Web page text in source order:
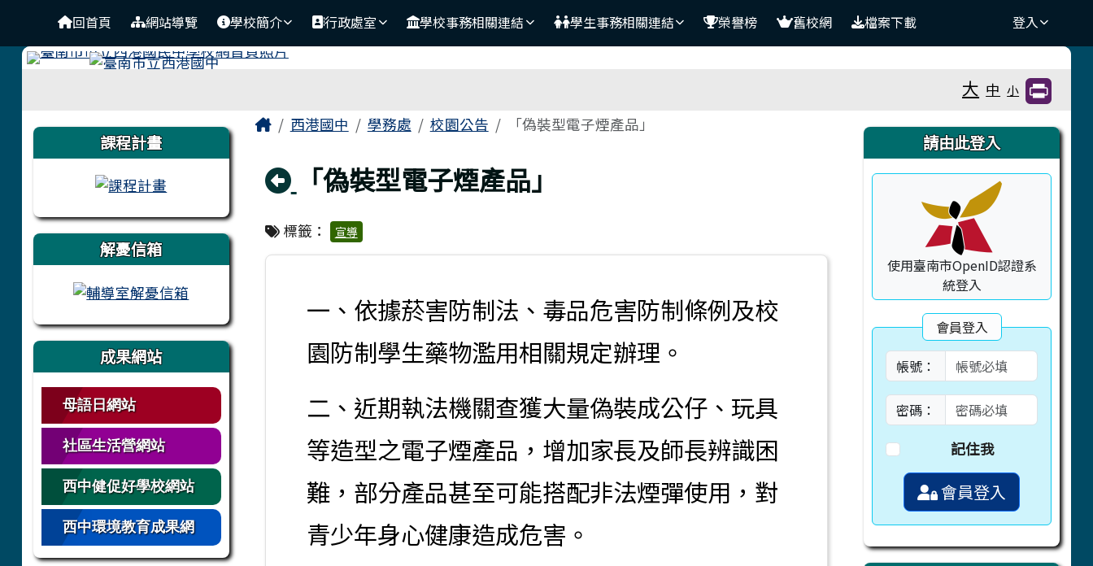
臺南市立西港國中
導覽列回首頁 網站導覽 學校簡介 行政處室 學校事務相關連結 學生事務相關連結 榮譽榜 舊校網 檔案下載 登入
大 中 小
左邊區域內容
課程計畫
解憂信箱
成果網站
母語日網站
社區生活營網站
西中健促好學校網站
西中環境教育成果網
主內容區域
Home西港國中 學務處 校園公告 「偽裝型電子煙產品」
回上頁
「偽裝型電子煙產品」
標籤： 宣導
一、依據菸害防制法、毒品危害防制條例及校
園防制學生藥物濫用相關規定辦理。
二、近期執法機關查獲大量偽裝成公仔、玩具
等造型之電子煙產品，增加家長及師長辨識困
難，部分產品甚至可能搭配非法煙彈使用，對
青少年身心健康造成危害。
右邊區域內容
請由此登入
使用臺南市OpenID認證系
統登入
會員登入
帳號：
密碼：
記住我
會員登入
頁尾區域